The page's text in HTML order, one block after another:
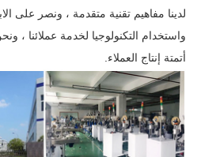
لدينا مفاهيم تقنية متقدمة ، ونصر على
واستخدام التكنولوجيا لخدمة عملائنا ،
أتمتة إنتاج العملاء.